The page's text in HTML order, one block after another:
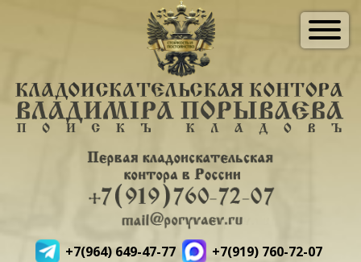
+7(964) 649-47-77 +7(919) 760-72-07